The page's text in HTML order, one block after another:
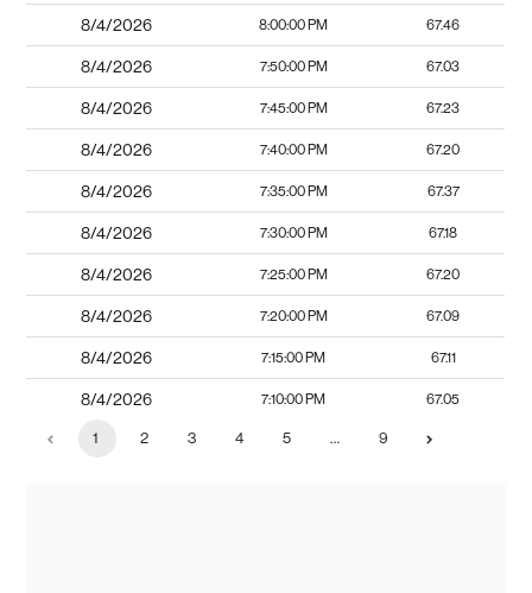
8/4/2026 8:00:00 PM 67.46
8/4/2026 7:50:00 PM 67.03
8/4/2026 7:45:00 PM 67.23
8/4/2026 7:40:00 PM 67.20
8/4/2026 7:35:00 PM 67.37
8/4/2026 7:30:00 PM 67.18
8/4/2026 7:25:00 PM 67.20
8/4/2026 7:20:00 PM 67.09
8/4/2026 7:15:00 PM 67.11
8/4/2026 7:10:00 PM 67.05
1 2 3 4 5 … 9